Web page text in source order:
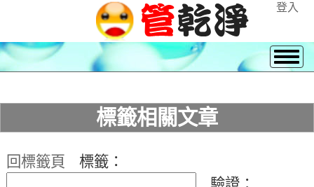
登入
標籤相關文章
回標籤頁
標籤：